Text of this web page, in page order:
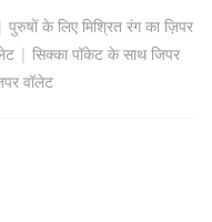
पुरुषों के लिए मिश्रित रंग का ज़िपर
| सिक्का पॉकेट के साथ जिपर
वॉलेट